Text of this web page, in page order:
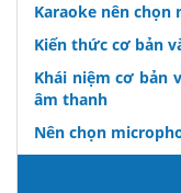
Karaoke nên chọn
Kiến thức cơ bản
Khái niệm cơ bản
âm thanh
Nên chọn